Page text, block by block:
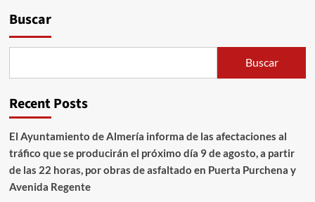
Buscar
Buscar
Recent Posts
El Ayuntamiento de Almería informa de las afectaciones al
tráfico que se producirán el próximo día 9 de agosto, a partir
de las 22 horas, por obras de asfaltado en Puerta Purchena y
Avenida Regente